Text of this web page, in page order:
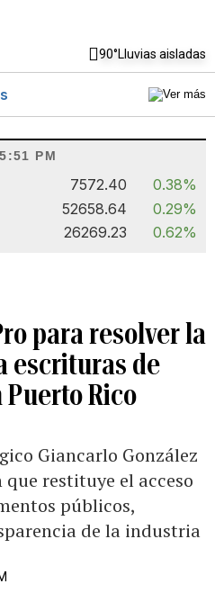
90°Lluvias aisladas
PM
7572.40
0.38%
52658.64
0.29%
26269.23 0.62%
para resolver la
escrituras de
Rico
Giancarlo González
restituye el acceso
públicos,
de la industria